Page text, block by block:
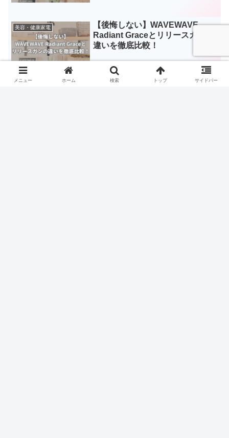
美容・健康家電
【後悔しない】WAVEWAVE
Radiant Graceとリリースガンの
違いを徹底比較！
メニュー ホーム 検索 トップ サイドバー